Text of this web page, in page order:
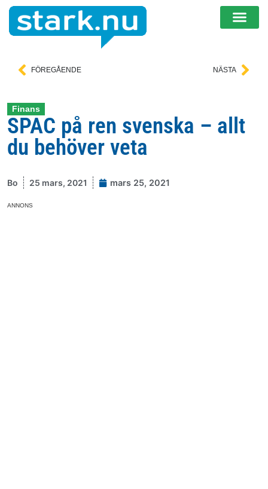
FÖREGÅENDE NÄSTA
Finans
SPAC på ren svenska – allt
du behöver veta
Bo 25 mars, 2021 mars 25, 2021
ANNONS